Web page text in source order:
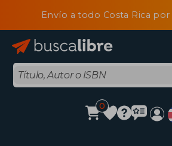
Envío a todo Costa Rica
0